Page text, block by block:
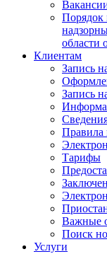
Порядок
области
Клиентам
Запись
Запись
Правила
Тарифы
Важные
Поиск
Услуги